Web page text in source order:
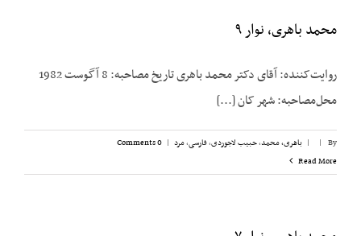
محمد باهری، نوار ۹
روایت‌کننده: آقای دکتر محمد باهری تاریخ مصاحبه: 8 آگوست 1982
محل‌مصاحبه: شهر کان [...]
By
|
| باهری، محمد,حبیب لاجوردی,فارسی,مرد |
0 Comments
Read More